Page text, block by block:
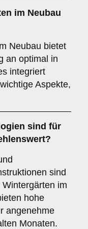
im Neubau
Neubau bietet
an optimal in
integriert
Aspekte,
sind für
sind
im
hohe
angenehme
Monaten.